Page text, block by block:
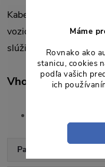
Máme
Rovnako ako
stanicu, cookies
podľa vašich
ich
Kabeláž slúžiaca
vozidlách Honda
slúži na prepojenie
Vhodné do
Honda Accord
Parametre produktu